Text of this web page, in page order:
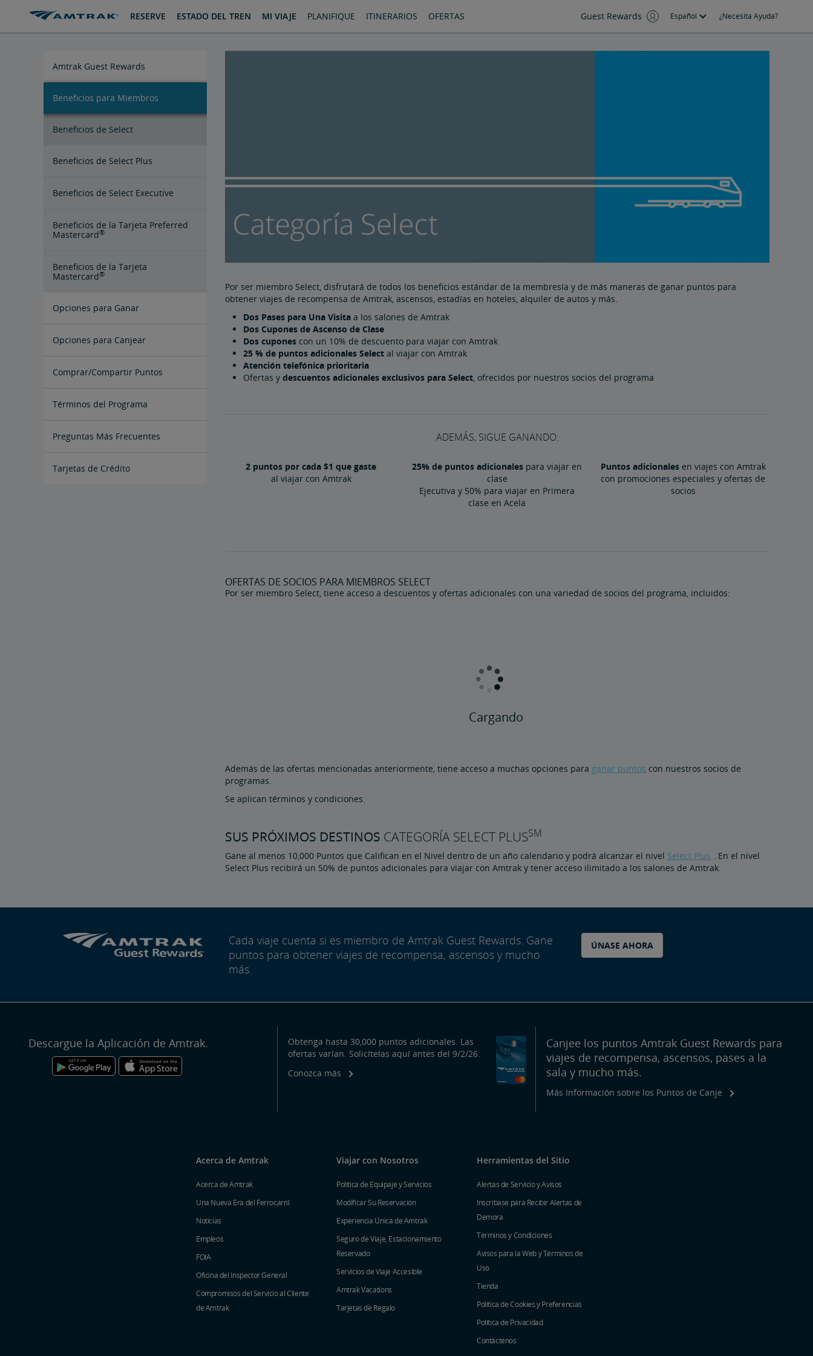
saltar
saltar RESERVE ESTADO DEL TREN MI VIAJE PLANIFIQUE ITINERARIOS OFERTAS Guest Rewards Español ¿Necesita Ayuda?
Amtrak Guest Rewards
Beneficios para Miembros
Beneficios de Select
Beneficios de Select Plus
Beneficios de Select Executive
Beneficios de la Tarjeta Preferred
Mastercard®
Beneficios de la Tarjeta
Mastercard®
Opciones para Ganar
Viajes con Amtrak
Socios Minoristas y Especiales
Opciones para Canjear
Puntos y Efectivo
Comprar/Compartir Puntos
Comprar Puntos
Puntos de regalo
Comparta Puntos
Términos del Programa
Preguntas Más Frecuentes
Tarjetas de Crédito
Por ser miembro Select, disfrutará de todos los beneficios estándar de la membresía y de más maneras de ganar puntos para
obtener viajes de recompensa de Amtrak, ascensos, estadías en hoteles, alquiler de autos y más.
Dos Pases para Una Visita a los salones de Amtrak
Dos Cupones de Ascenso de Clase
Dos cupones con un 10% de descuento para viajar con Amtrak
25 % de puntos adicionales Select al viajar con Amtrak
Atención telefónica prioritaria
Ofertas y descuentos adicionales exclusivos para Select, ofrecidos por nuestros socios del programa
ADEMÁS, SIGUE GANANDO:
2 puntos por cada $1 que gaste
al viajar con Amtrak
25% de puntos adicionales para viajar en
clase
Ejecutiva y 50% para viajar en Primera
clase en Acela
Puntos adicionales en viajes con Amtrak
con promociones especiales y ofertas de
socios
OFERTAS DE SOCIOS PARA MIEMBROS SELECT
Por ser miembro Select, tiene acceso a descuentos y ofertas adicionales con una variedad de socios del programa, incluidos:
Cargando
Además de las ofertas mencionadas anteriormente, tiene acceso a muchas opciones para ganar puntos con nuestros socios de
programas.
Se aplican términos y condiciones.
SUS PRÓXIMOS DESTINOS CATEGORÍA SELECT PLUSSM
Gane al menos 10,000 Puntos que Califican en el Nivel dentro de un año calendario y podrá alcanzar el nivel Select Plus . En el nivel
Select Plus recibirá un 50% de puntos adicionales para viajar con Amtrak y tener acceso ilimitado a los salones de Amtrak.
Cada viaje cuenta si es miembro de Amtrak Guest Rewards. Gane
puntos para obtener viajes de recompensa, ascensos y mucho
más.
ÚNASE AHORA
Descargue la Aplicación de Amtrak.
Obtenga hasta 30,000 puntos adicionales. Las
ofertas varían. Solicítelas aquí antes del 9/2/26.
Conozca más
Canjee los puntos Amtrak Guest Rewards para
viajes de recompensa, ascensos, pases a la
sala y mucho más.
Más Información sobre los Puntos de Canje
Acerca de Amtrak
Acerca de Amtrak
Una Nueva Era del Ferrocarril
Noticias
Empleos
FOIA
Oficina del Inspector General
Compromisos del Servicio al Cliente
de Amtrak
Viajar con Nosotros
Política de Equipaje y Servicios
Modificar Su Reservación
Experiencia Única de Amtrak
Seguro de Viaje, Estacionamiento
Reservado
Servicios de Viaje Accesible
Amtrak Vacations
Tarjetas de Regalo
Herramientas del Sitio
Alertas de Servicio y Avisos
Inscríbase para Recibir Alertas de
Demora
Términos y Condiciones
Avisos para la Web y Términos de
Uso
Tienda
Política de Cookies y Preferencias
Política de Privacidad
Contáctenos